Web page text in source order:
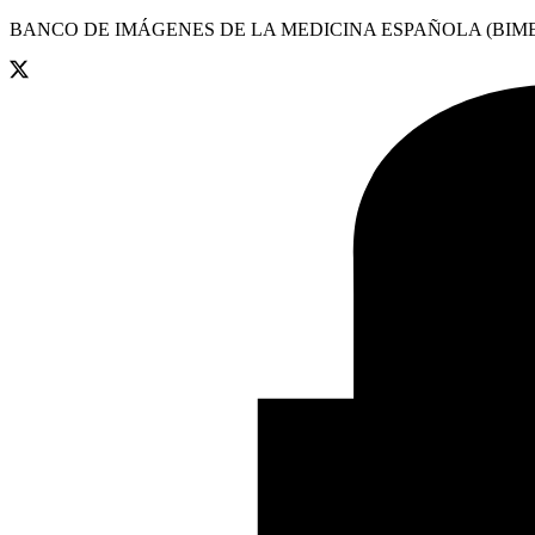
BANCO DE IMÁGENES DE LA MEDICINA ESPAÑOLA